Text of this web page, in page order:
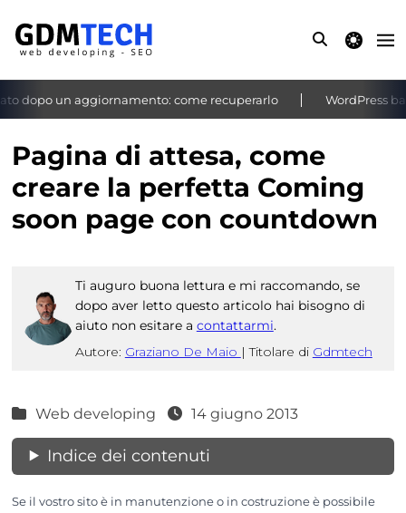
theme
dopo un aggiornamento: come recuperarlo WordPress
‹ ›
Pagina di attesa, come
creare la perfetta Coming
soon page con countdown
Ti auguro buona lettura e mi raccomando, se
dopo aver letto questo articolo hai bisogno di
aiuto non esitare a contattarmi.
Autore: Graziano De Maio | Titolare di Gdmtech
Web developing 14 giugno 2013
Indice dei contenuti
Se il vostro sito è in manutenzione o in costruzione è possibile